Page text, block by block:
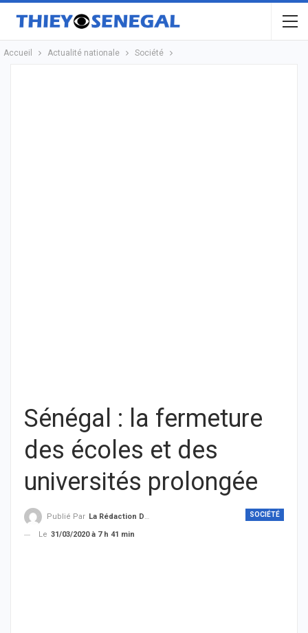
Accueil Actualité nationale Société
Sénégal : la fermeture
des écoles et des
universités prolongée
SOCIÉTÉ
Publié Par La Rédaction De THIEYSENEGAL.com
Le 31/03/2020 à 7 h 41 min